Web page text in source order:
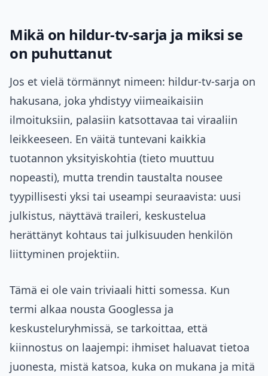
Mikä on hildur-tv-sarja ja miksi se
on puhuttanut
Jos et vielä törmännyt nimeen: hildur-tv-sarja on
hakusana, joka yhdistyy viimeaikaisiin
ilmoituksiin, palasiin katsottavaa tai viraaliin
leikkeeseen. En väitä tuntevani kaikkia
tuotannon yksityiskohtia (tieto muuttuu
nopeasti), mutta trendin taustalta nousee
tyypillisesti yksi tai useampi seuraavista: uusi
julkistus, näyttävä traileri, keskustelua
herättänyt kohtaus tai julkisuuden henkilön
liittyminen projektiin.
Tämä ei ole vain triviaali hitti somessa. Kun
termi alkaa nousta Googlessa ja
keskusteluryhmissä, se tarkoittaa, että
kiinnostus on laajempi: ihmiset haluavat tietoa
juonesta, mistä katsoa, kuka on mukana ja mitä